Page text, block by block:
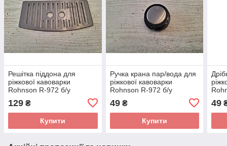
Решітка піддона для
ріжкової кавоварки
Rohnson R-972 б/у
129 ₴
Купити
Ручка крана пар/вода для
ріжкової кавоварки
Rohnson R-972 б/у
49₴
Купити
49